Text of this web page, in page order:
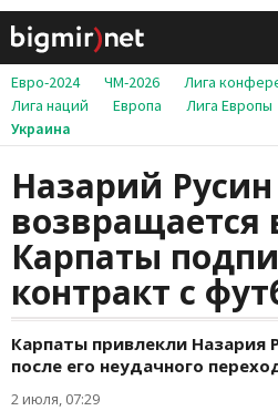
Евро-2024 ЧМ-2026 Лига
Лига наций
Европа Лига Европы
Украина
Назарий Русин
возвращается
Карпаты
контракт с
Карпаты привлекли Назария
после его неудачного
2 июля, 07:29